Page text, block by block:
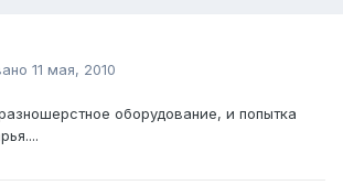
11 мая, 2010
оборудование, и попытка